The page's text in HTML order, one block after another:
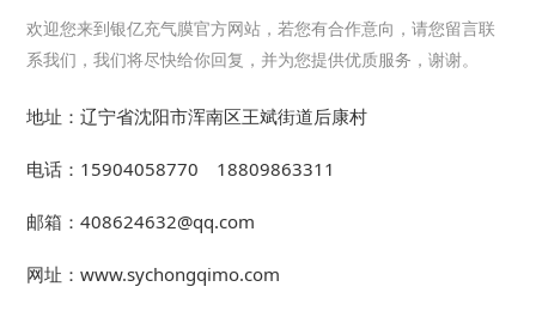
欢迎您来到银亿充气膜官方网站，若您有合作意向，请您留言联
系我们，我们将尽快给你回复，并为您提供优质服务，谢谢。
地址：辽宁省沈阳市浑南区王斌街道后康村
电话：15904058770 18809863311
邮箱：408624632@qq.com
网址：www.sychongqimo.com